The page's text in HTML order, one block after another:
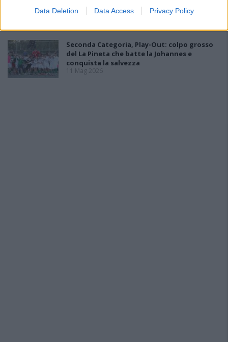
Data Deletion Data Access Privacy Policy
come l'olio per il La Salle che stende la
Monreale con due reti
Seconda Categoria, Play-Out: colpo grosso
del La Pineta che batte la Johannes e
conquista la salvezza
11 Mag 2026